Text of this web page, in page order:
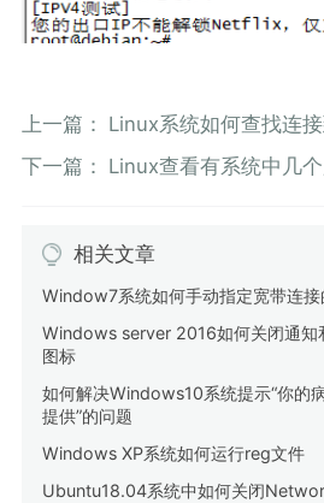
上一篇： Linux系统如何查找连接到HTTP或
下一篇： Linux查看有系统中几
相关文章
Window7系统如何手动指定宽带连接
Windows server 2016如何关闭通知
图标
如何解决Windows10系统提示“你的
提供”的问题
Windows XP系统如何运行reg文件
Ubuntu18.04系统中如何关闭